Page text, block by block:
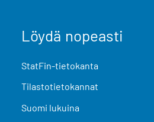
Löydä nopeasti
StatFin-tietokanta
Tilastotietokannat
Suomi lukuina